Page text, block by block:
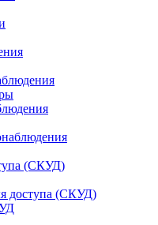
(СКУД)
доступа (СКУД)